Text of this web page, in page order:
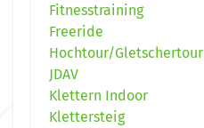
Fitnesstraining
Freeride
Hochtour/Gletschertour
JDAV
Klettern Indoor
Klettersteig